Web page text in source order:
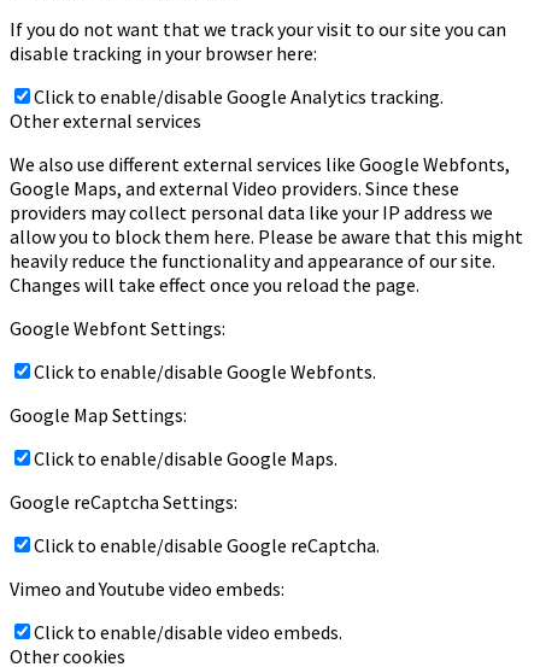
If you do not want that we track your visit to our site you can
disable tracking in your browser here:
Click to enable/disable Google Analytics tracking.
Other external services
We also use different external services like Google Webfonts,
Google Maps, and external Video providers. Since these
providers may collect personal data like your IP address we
allow you to block them here. Please be aware that this might
heavily reduce the functionality and appearance of our site.
Changes will take effect once you reload the page.
Google Webfont Settings:
Click to enable/disable Google Webfonts.
Google Map Settings:
Click to enable/disable Google Maps.
Google reCaptcha Settings:
Click to enable/disable Google reCaptcha.
Vimeo and Youtube video embeds:
Click to enable/disable video embeds.
Other cookies